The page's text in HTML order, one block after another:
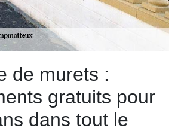
de murets :
gratuits pour
dans tout le